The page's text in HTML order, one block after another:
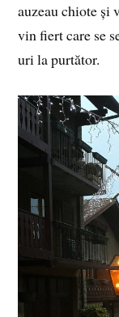
auzeau chiote și
vin fiert care se
uri la purtător.